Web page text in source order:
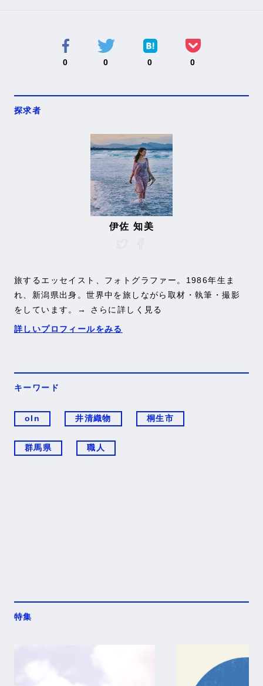
0 0 0 0
探求者
伊佐 知美
旅するエッセイスト、フォトグラファー。1986年生ま
れ、新潟県出身。世界中を旅しながら取材・執筆・撮影
をしています。
→ さらに詳しく見る
詳しいプロフィールをみる
キーワード
oln 井清織物 桐生市
群馬県 職人
特集